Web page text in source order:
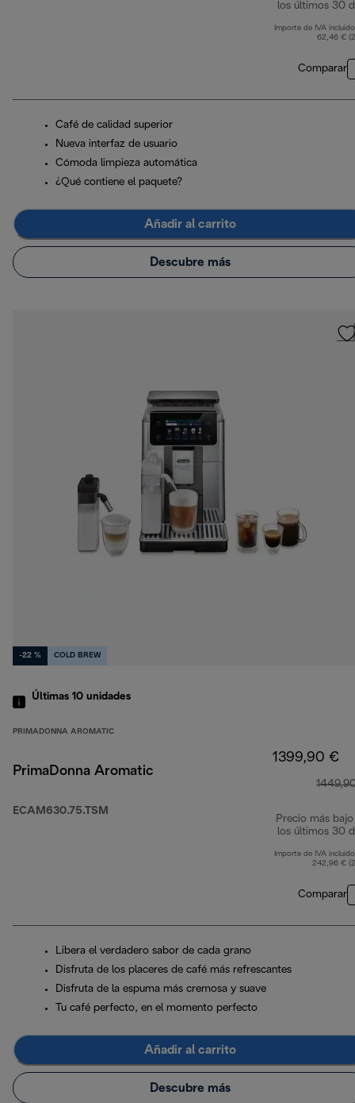
los últimos 30
Importe de IVA
62,46 €
Comparar
Café de calidad superior
Nueva interfaz de usuario
Cómoda limpieza automática
¿Qué contiene el paquete?
Añadir al carrito
Descubre más
-22 % COLD BREW
Últimas 10 unidades
PRIMADONNA AROMATIC
PrimaDonna Aromatic
ECAM630.75.TSM
1399,90 €
Precio más bajo
los últimos 30
Importe de IVA
242,96 €
Comparar
Libera el verdadero sabor de cada grano
Disfruta de los placeres de café más refrescantes
Disfruta de la espuma más cremosa y suave
Tu café perfecto, en el momento perfecto
Añadir al carrito
Descubre más